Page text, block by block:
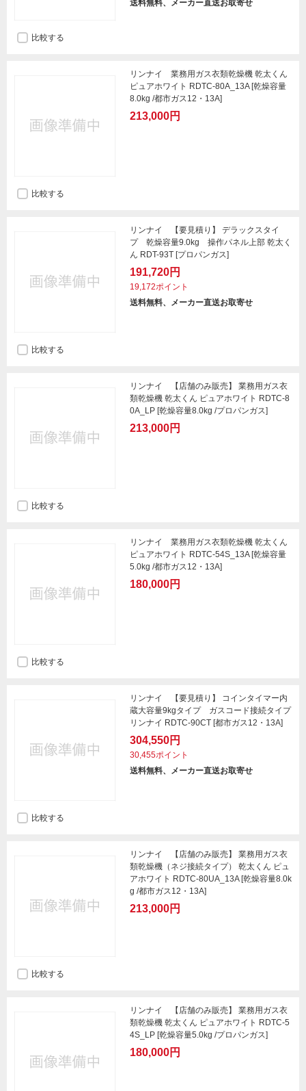
送料無料、メーカー直送お取寄せ
比較する
リンナイ 業務用ガス衣類乾燥機 乾太くん
ピュアホワイト RDTC-80A_13A [乾燥容量
8.0kg /都市ガス12・13A]
213,000円
比較する
リンナイ 【要見積り】 デラックスタイ
プ 乾燥容量9.0kg 操作パネル上部 乾太く
ん RDT-93T [プロパンガス]
191,720円
19,172ポイント
送料無料、メーカー直送お取寄せ
比較する
リンナイ 【店舗のみ販売】 業務用ガス衣
類乾燥機 乾太くん ピュアホワイト RDTC-8
0A_LP [乾燥容量8.0kg /プロパンガス]
213,000円
比較する
リンナイ 業務用ガス衣類乾燥機 乾太くん
ピュアホワイト RDTC-54S_13A [乾燥容量
5.0kg /都市ガス12・13A]
180,000円
比較する
リンナイ 【要見積り】 コインタイマー内
蔵大容量9kgタイプ ガスコード接続タイプ
リンナイ RDTC-90CT [都市ガス12・13A]
304,550円
30,455ポイント
送料無料、メーカー直送お取寄せ
比較する
リンナイ 【店舗のみ販売】 業務用ガス衣
類乾燥機（ネジ接続タイプ） 乾太くん ピュ
アホワイト RDTC-80UA_13A [乾燥容量8.0k
g /都市ガス12・13A]
213,000円
比較する
リンナイ 【店舗のみ販売】 業務用ガス衣
類乾燥機 乾太くん ピュアホワイト RDTC-5
4S_LP [乾燥容量5.0kg /プロパンガス]
180,000円